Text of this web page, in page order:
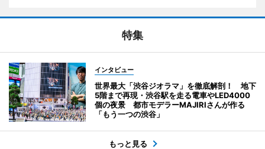
特集
インタビュー
世界最大「渋谷ジオラマ」を徹底解剖！ 地下
5階まで再現・渋谷駅を走る電車やLED4000
個の夜景 都市モデラーMAJIRIさんが作る
「もう一つの渋谷」
もっと見る